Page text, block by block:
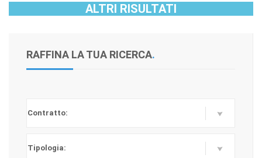
ALTRI RISULTATI
RAFFINA LA TUA RICERCA.